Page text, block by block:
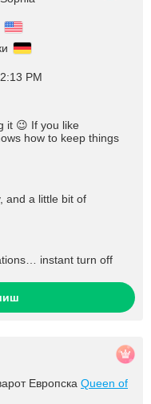
PM
it 😉 If you like
how to keep things
and a little bit of
instant turn off
Европска Queen of